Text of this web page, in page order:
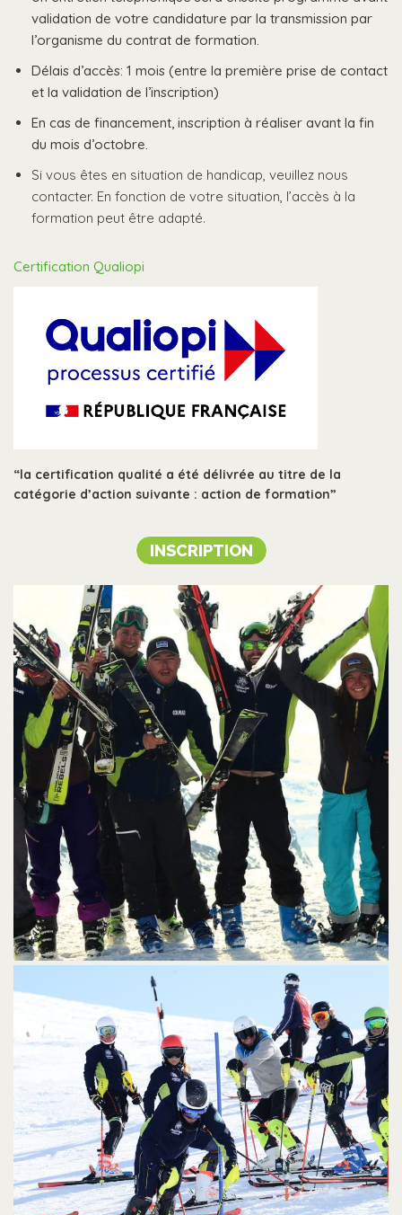
validation de votre candidature par la transmission par
l’organisme du contrat de formation.
Délais d’accès: 1 mois (entre la première prise de contact
et la validation de l’inscription)
En cas de financement, inscription à réaliser avant la fin
du mois d’octobre.
Si vous êtes en situation de handicap, veuillez nous
contacter. En fonction de votre situation, l’accès à la
formation peut être adapté.
Certification Qualiopi
“la certification qualité a été délivrée au titre de la
catégorie d’action suivante : action de formation”
INSCRIPTION